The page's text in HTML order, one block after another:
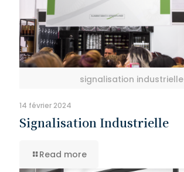
signalisation industrielle
14 février 2024
Signalisation Industrielle
Read more